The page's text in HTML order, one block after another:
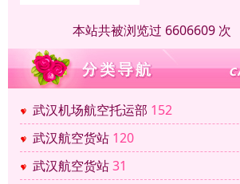
本站共被浏览过 6606609 次
武汉机场航空托运部 152
武汉航空货站 120
武汉航空货站31